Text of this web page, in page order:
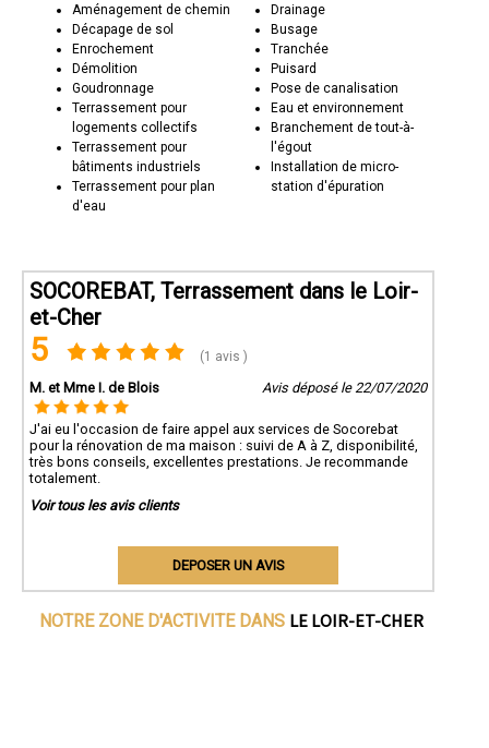
Aménagement de chemin
Décapage de sol
Enrochement
Démolition
Goudronnage
Terrassement pour
logements collectifs
Terrassement pour
bâtiments industriels
Terrassement pour plan
d'eau
Drainage
Busage
Tranchée
Puisard
Pose de canalisation
Eau et environnement
Branchement de tout-à-
l'égout
Installation de micro-
station d'épuration
SOCOREBAT, Terrassement dans le Loir-
et-Cher
5 (1 avis )
M. et Mme I. de Blois Avis déposé le 22/07/2020
J'ai eu l'occasion de faire appel aux services de Socorebat
pour la rénovation de ma maison : suivi de A à Z, disponibilité,
très bons conseils, excellentes prestations. Je recommande
totalement.
Voir tous les avis clients
DEPOSER UN AVIS
NOTRE ZONE D'ACTIVITE DANS LE LOIR-ET-CHER